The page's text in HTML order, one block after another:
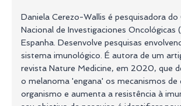
Daniela Cerezo-Wallis é pesquisadora do
Nacional de Investigaciones Oncológicas
Espanha. Desenvolve pesquisas
sistema imunológico. É autora de um
revista Nature Medicine, em 2020, que
o melanoma 'engana' os mecanismos de
organismo e aumenta a resistência à